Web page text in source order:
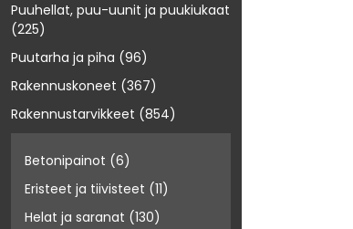
Puuhellat, puu-uunit ja puukiukaat
(225)
Puutarha ja piha (96)
Rakennuskoneet (367)
Rakennustarvikkeet (854)
Betonipainot (6)
Eristeet ja tiivisteet (11)
Helat ja saranat (130)